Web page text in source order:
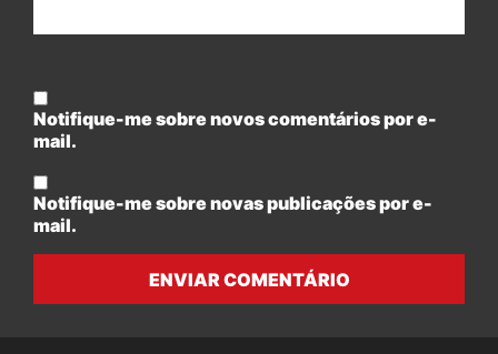
Notifique-me sobre novos comentários por e-
mail.
Notifique-me sobre novas publicações por e-
mail.
ENVIAR COMENTÁRIO